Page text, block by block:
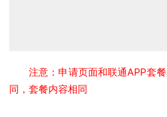
注意：申请页面和联通APP套
同，套餐内容相同